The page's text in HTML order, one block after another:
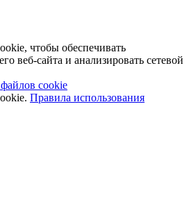
чтобы обеспечивать
веб-сайта и анализировать сетевой
cookie
Правила использования